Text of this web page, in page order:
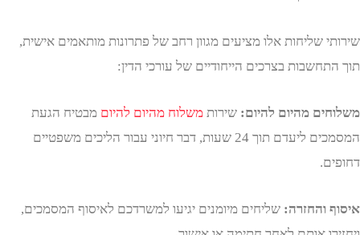
שליחות אלו מציעים מגוון רחב של פתרונות מותאמים אישית,
בצרכים הייחודיים של עורכי הדין:
מהיום להיום:שירותמשלוח מהיום להיוםמבטיח הגעת
המסמכים ליעדם תוך 24 שעות, דבר חיוני עבור הליכים משפטיים
והחזרה:שליחים מיומנים יגיעו למשרדכם לאיסוף המסמכים,